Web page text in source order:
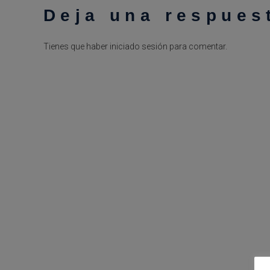
Deja una
Tienes que haber iniciado sesión para comentar.